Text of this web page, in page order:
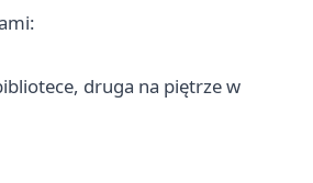
druga na piętrze w